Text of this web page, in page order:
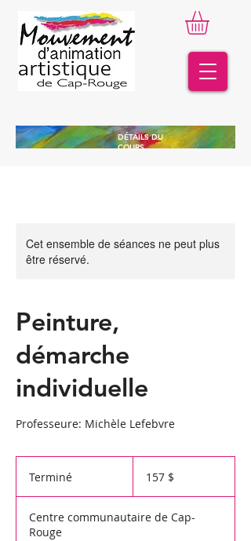
DÉTAILS DU
COURS
Cet ensemble de séances ne peut plus
être réservé.
Peinture,
démarche
individuelle
Professeure: Michèle Lefebvre
Terminé
m
157 $
Centre communautaire de Cap-
Rouge